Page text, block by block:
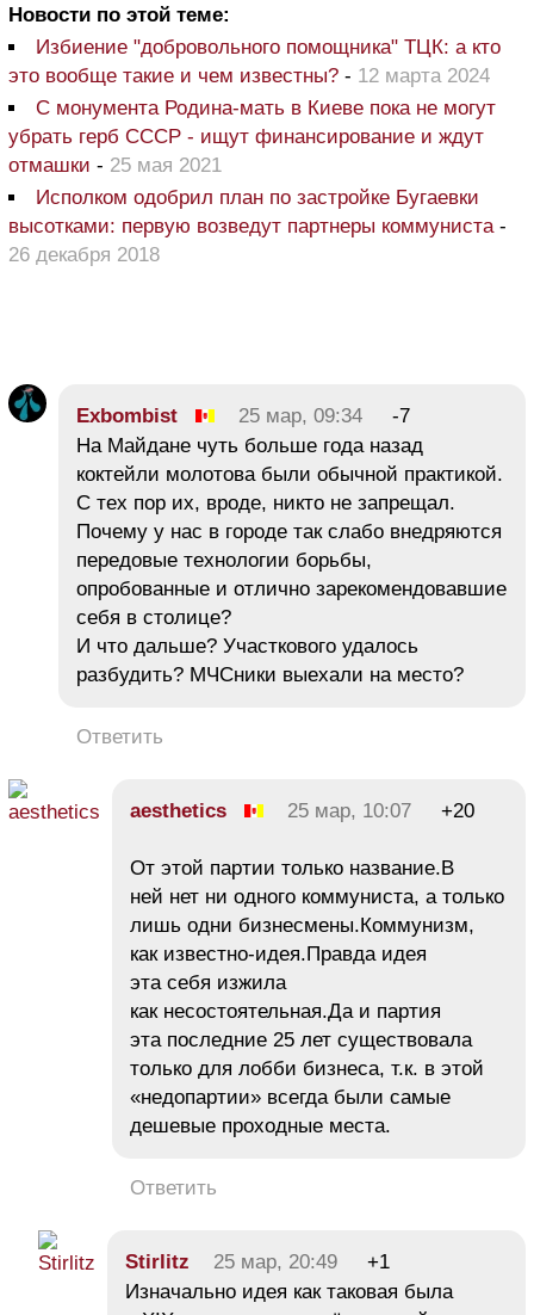
Новости по этой теме:
Избиение "добровольного помощника" ТЦК: а кто
это вообще такие и чем известны? - 12 марта 2024
С монумента Родина-мать в Киеве пока не могут
убрать герб СССР - ищут финансирование и ждут
отмашки - 25 мая 2021
Исполком одобрил план по застройке Бугаевки
высотками: первую возведут партнеры коммуниста -
26 декабря 2018
Exbombist 25 мар, 09:34
-7
На Майдане чуть больше года назад
коктейли молотова были обычной практикой.
С тех пор их, вроде, никто не запрещал.
Почему у нас в городе так слабо внедряются
передовые технологии борьбы,
опробованные и отлично зарекомендовавшие
себя в столице?
И что дальше? Участкового удалось
разбудить? МЧСники выехали на место?
Ответить
aesthetics 25 мар, 10:07 +20
От этой партии только название.В
ней нет ни одного коммуниста, а только
лишь одни бизнесмены.Коммунизм,
как известно-идея.Правда идея
эта себя изжила
как несостоятельная.Да и партия
эта последние 25 лет существовала
только для лобби бизнеса, т.к. в этой
«недопартии» всегда были самые
дешевые проходные места.
Ответить
Stirlitz 25 мар, 20:49
+1
Изначально идея как таковая была